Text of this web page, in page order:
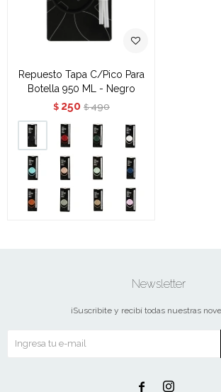
Repuesto Tapa C/Pico Para
Botella 950 ML - Negro
$ 250 $ 490
Newsletter
¡Suscribite y recibí todas nuestras
 